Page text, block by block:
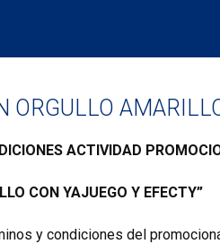
ORGULLO
ACTIVIDAD
CON YAJUEGO Y EFECTY”
y condiciones del